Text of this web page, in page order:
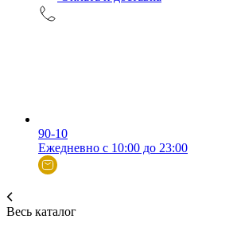
90-10
Ежедневно с 10:00 до 23:00
Весь каталог